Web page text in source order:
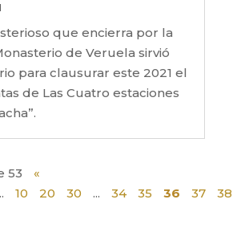
que encierra por la
de Veruela sirvió
para clausurar este 2021 el
de Las Cuatro estaciones
53
«
10 20 30 ... 34 35 36 37
38